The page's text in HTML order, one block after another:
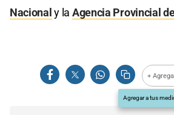
Nacional y la Agencia Provincial
+
Agregar a tus